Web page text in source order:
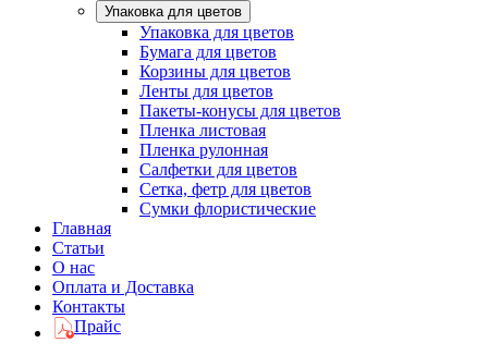
Упаковка для цветов
Упаковка для цветов
Бумага для цветов
Корзины для цветов
Ленты для цветов
Пакеты-конусы для цветов
Пленка листовая
Пленка рулонная
Салфетки для цветов
Сетка, фетр для цветов
Сумки флористические
Главная
Статьи
О нас
Оплата и Доставка
Контакты
Прайс